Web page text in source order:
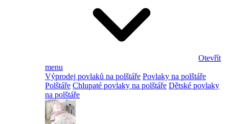
Otevřít
menu
Výprodej povlaků na polštáře Povlaky na polštáře
Polštáře Chlupaté povlaky na polštáře Dětské povlaky
na polštáře